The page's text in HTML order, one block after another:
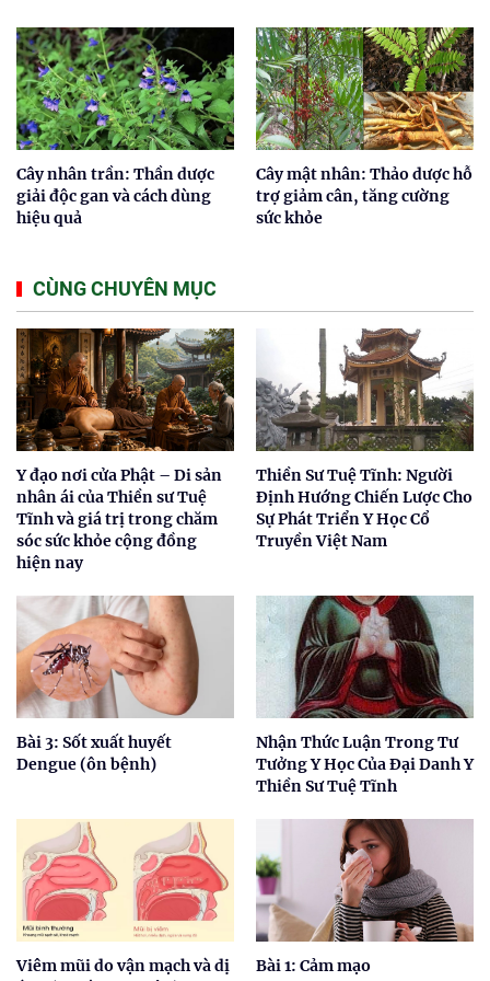
Cây nhân trần: Thần dược
giải độc gan và cách dùng
hiệu quả
Cây mật nhân: Thảo dược hỗ
trợ giảm cân, tăng cường
sức khỏe
CÙNG CHUYÊN MỤC
Y đạo nơi cửa Phật – Di sản
nhân ái của Thiền sư Tuệ
Tĩnh và giá trị trong chăm
sóc sức khỏe cộng đồng
hiện nay
Thiền Sư Tuệ Tĩnh: Người
Định Hướng Chiến Lược Cho
Sự Phát Triển Y Học Cổ
Truyền Việt Nam
Bài 3: Sốt xuất huyết
Dengue (ôn bệnh)
Nhận Thức Luận Trong Tư
Tưởng Y Học Của Đại Danh Y
Thiền Sư Tuệ Tĩnh
Viêm mũi do vận mạch và dị
Bài 1: Cảm mạo